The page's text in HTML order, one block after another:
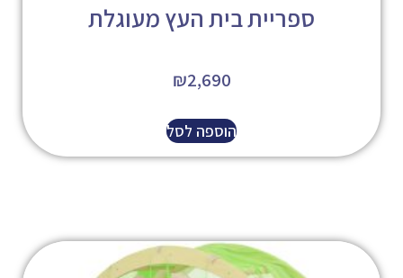
ספריית בית העץ מעוגלת
₪2,690
הוספה לסל